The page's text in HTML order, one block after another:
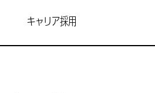
キャリア採用